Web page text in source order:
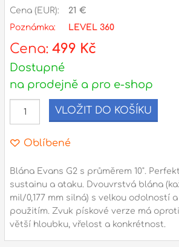
Adresa
Seifertova 69,
Praha 3 - 130 00 ( mapa)
gsm.: +420 777 888 408
gsm.: +420 777 888 088
tel.: +420 222 782 732
Otevírací doba
pondělí – pátek :10:00 – 18:00
sobota : ZAVŘENO
Cena (EUR):
21 €
Poznámka:
LEVEL 360
Cena: 499 Kč
Dostupné
na prodejně a pro e-shop
VLOŽIT DO KOŠÍKU
Oblíbené
Blána Evans G2 s průměrem 10".
sustainu a ataku. Dvouvrstvá blána
mil/0,177 mm silná) s velkou odolností
použitím. Zvuk pískové verze má
větší hloubku, vřelost a konkrétnost.